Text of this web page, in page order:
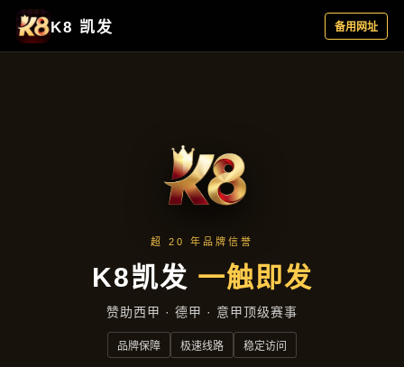
最新动态
首页 最新动态